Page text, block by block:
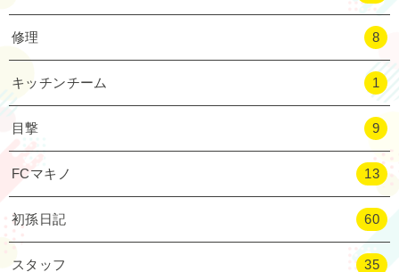
修理 8
キッチンチーム 1
目撃 9
FCマキノ 13
初孫日記 60
スタッフ 35